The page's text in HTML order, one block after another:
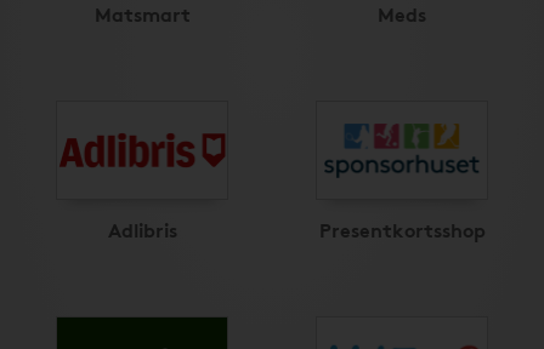
Matsmart Meds
Adlibris Presentkortsshop